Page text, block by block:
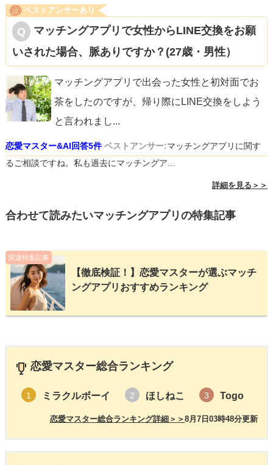
ベストアンサーあり
マッチングアプリで女性からLINE交換をお願
いされた場合、脈ありですか？(27歳・男性）
マッチングアプリで出会った女性と初対面でお
茶をしたのですが、帰り際にLINE交換をしよう
と言われまし...
恋愛マスター&AI回答5件 ベストアンサー:マッチングアプリに関す
るご相談ですね。私も過去にマッチングア...
詳細を見る＞＞
合わせて読みたいマッチングアプリの特集記事
関連特集記事
【徹底検証！】恋愛マスターが選ぶマッチ
ングアプリおすすめランキング
恋愛マスター総合ランキング
1 ミラクルボーイ 2 ほしねこ 3 Togo
8月7日03時48分更新
恋愛マスター総合ランキング詳細＞＞